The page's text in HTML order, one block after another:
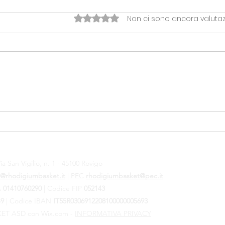
FINE STAGIONE RHODIGIUM
Valutazione 0 stelle su 5.
Non ci sono ancora